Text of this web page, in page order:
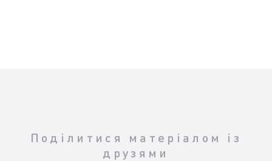
Поділитися матеріалом із
друзями